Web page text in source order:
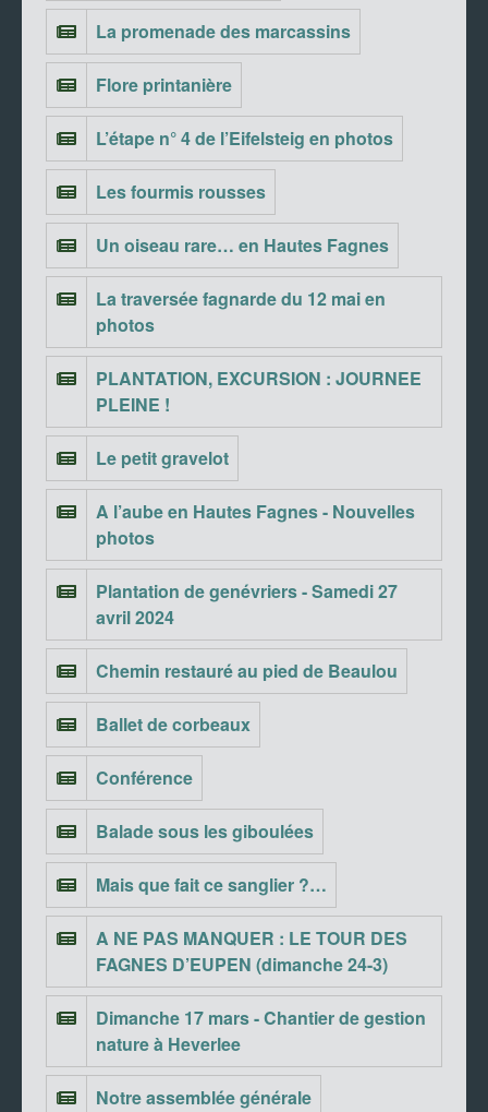
La promenade des marcassins
Flore printanière
L’étape n° 4 de l’Eifelsteig en photos
Les fourmis rousses
Un oiseau rare… en Hautes Fagnes
La traversée fagnarde du 12 mai en
photos
PLANTATION, EXCURSION : JOURNEE
PLEINE !
Le petit gravelot
A l’aube en Hautes Fagnes - Nouvelles
photos
Plantation de genévriers - Samedi 27
avril 2024
Chemin restauré au pied de Beaulou
Ballet de corbeaux
Conférence
Balade sous les giboulées
Mais que fait ce sanglier ?…
A NE PAS MANQUER : LE TOUR DES
FAGNES D’EUPEN (dimanche 24-3)
Dimanche 17 mars - Chantier de gestion
nature à Heverlee
Notre assemblée générale